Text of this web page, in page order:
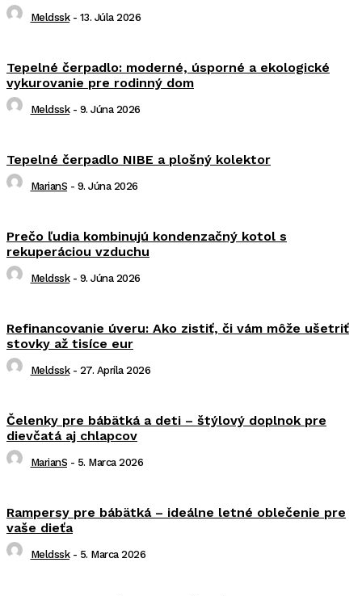
Meldssk - 13. Júla 2026
Tepelné čerpadlo: moderné, úsporné a ekologické
vykurovanie pre rodinný dom
Meldssk - 9. Júna 2026
Tepelné čerpadlo NIBE a plošný kolektor
MarianS - 9. Júna 2026
Prečo ľudia kombinujú kondenzačný kotol s
rekuperáciou vzduchu
Meldssk - 9. Júna 2026
Refinancovanie úveru: Ako zistiť, či vám môže ušetriť
stovky až tisíce eur
Meldssk - 27. Apríla 2026
Čelenky pre bábätká a deti – štýlový doplnok pre
dievčatá aj chlapcov
MarianS - 5. Marca 2026
Rampersy pre bábätká – ideálne letné oblečenie pre
vaše dieťa
Meldssk - 5. Marca 2026